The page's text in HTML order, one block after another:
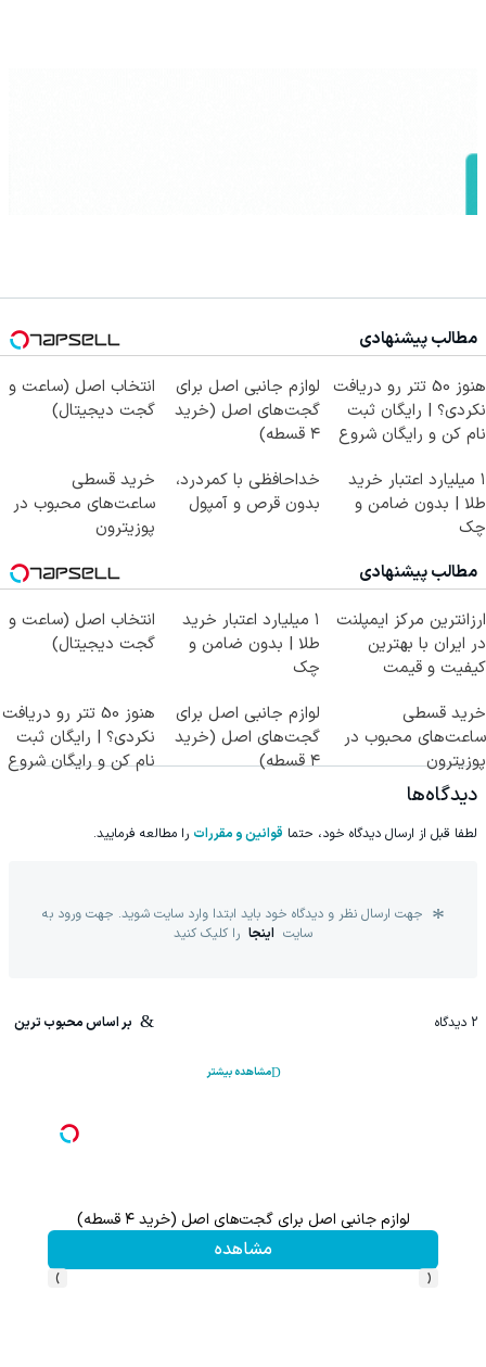
مطالب پیشنهادی
هنوز 50 تتر رو دریافت
نکردی؟ | رایگان ثبت
نام کن و رایگان شروع
لوازم جانبی اصل برای
گجت‌های اصل (خرید
۴ قسطه)
انتخاب اصل (ساعت و
گجت دیجیتال)
۱ میلیارد اعتبار خرید
طلا | بدون ضامن و
چک
خداحافظی با کمردرد،
بدون قرص و آمپول
خرید قسطی
ساعت‌های محبوب در
پوزیترون
مطالب پیشنهادی
ارزانترین مرکز ایمپلنت
در ایران با بهترین
کیفیت و قیمت
۱ میلیارد اعتبار خرید
طلا | بدون ضامن و
چک
انتخاب اصل (ساعت و
گجت دیجیتال)
خرید قسطی
ساعت‌های محبوب در
پوزیترون
لوازم جانبی اصل برای
گجت‌های اصل (خرید
۴ قسطه)
هنوز 50 تتر رو دریافت
نکردی؟ | رایگان ثبت
نام کن و رایگان شروع
دیدگاه‌ها
لطفا قبل از ارسال دیدگاه خود، حتما قوانین و مقررات را مطالعه فرمایید.
جهت ارسال نظر و دیدگاه خود باید ابتدا وارد سایت شوید. جهت ورود به
سایت اینجا را کلیک کنید
2 دیدگاه بر اساس محبوب ترین
مشاهده بیشتر
لوازم جانبی اصل برای گجت‌های اصل (خرید ۴ قسطه)
مشاهده
‹
›